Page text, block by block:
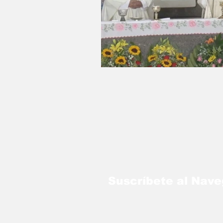
LO MÁS LEÍDO